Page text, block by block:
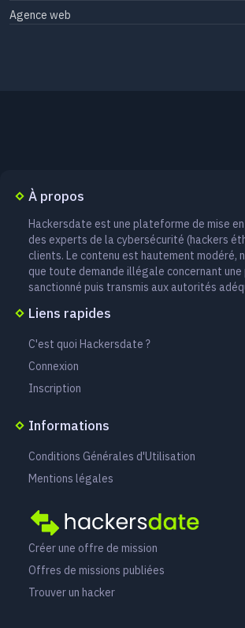
Agence web
À propos
Hackersdate est une plateforme de mise
des experts de la cybersécurité (hackers
clients. Le contenu est hautement modéré,
que toute demande illégale concernant
sanctionné puis transmis aux autorités
Liens rapides
C'est quoi Hackersdate ?
Connexion
Inscription
Informations
Conditions Générales d'Utilisation
Mentions légales
Créer une offre de mission
Offres de missions publiées
Trouver un hacker